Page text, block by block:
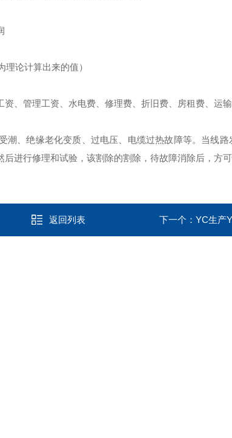
论计算出来的值）
、管理工资、水电费、修理费、折旧费、房租费、运
潮、绝缘老化变质、过电压、电缆过热故障等。当线
进行修理和试验，该割除的割除，待故障消除后，方可
返回列表 下一个： YC生产